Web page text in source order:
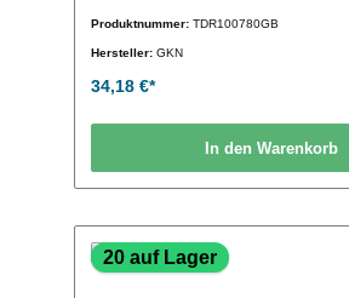
Produktnummer: TDR100780GB
Hersteller: GKN
34,18 €*
In den Warenkorb
20 auf Lager